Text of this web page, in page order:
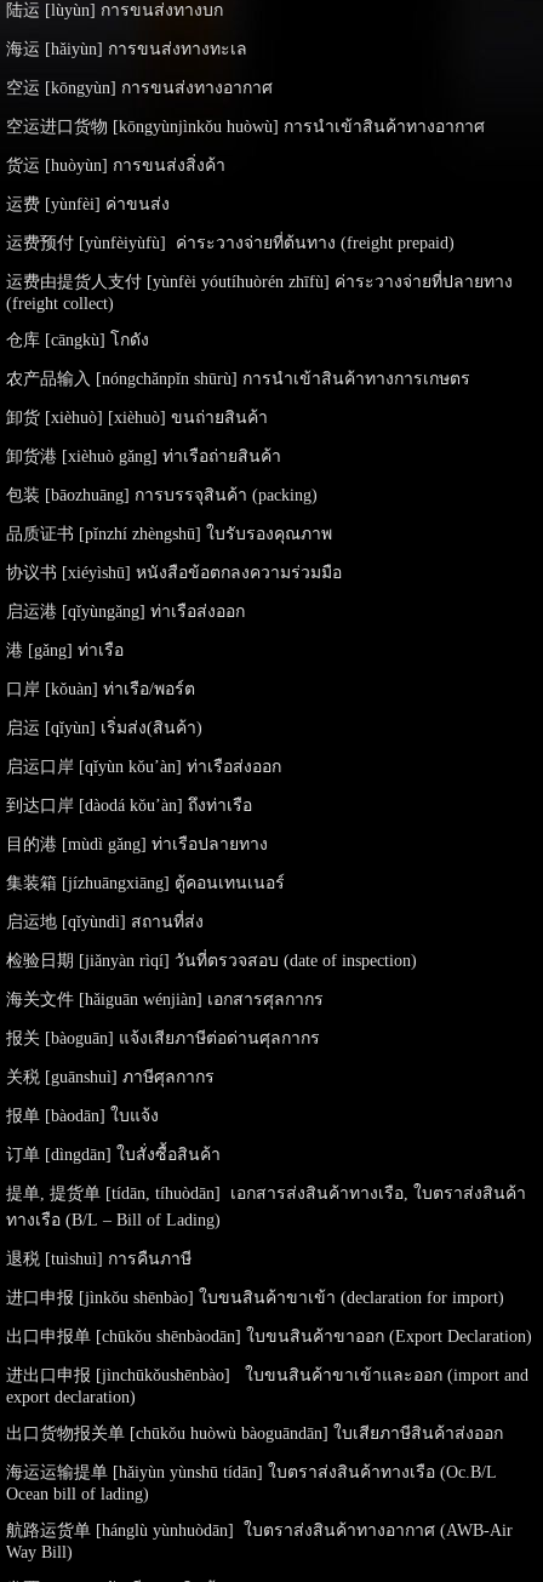
陆运 [lùyùn] การขนส่งทางบก
海运 [hǎiyùn] การขนส่งทางทะเล
空运 [kōngyùn] การขนส่งทางอากาศ
空运进口货物 [kōngyùnjìnkǒu huòwù] การนำเข้าสินค้าทางอากาศ
货运 [huòyùn] การขนส่งสิ่งค้า
运费 [yùnfèi] ค่าขนส่ง
运费预付 [yùnfèiyùfù] ค่าระวางจ่ายที่ต้นทาง (freight prepaid)
运费由提货人支付 [yùnfèi yóutíhuòrén zhīfù] ค่าระวางจ่ายที่ปลายทาง
(freight collect)
仓库 [cāngkù] โกดัง
农产品输入 [nóngchǎnpǐn shūrù] การนำเข้าสินค้าทางการเกษตร
卸货 [xièhuò] [xièhuò] ขนถ่ายสินค้า
卸货港 [xièhuò gǎng] ท่าเรือถ่ายสินค้า
包装 [bāozhuāng] การบรรจุสินค้า (packing)
品质证书 [pǐnzhí zhèngshū] ใบรับรองคุณภาพ
协议书 [xié​yì​shū] หนังสือข้อตกลงความร่วมมือ
启运港 [qǐyùngǎng] ท่าเรือส่งออก
港 [gǎng] ท่าเรือ
口岸 [kǒuàn] ท่าเรือ/พอร์ต
启运 [qǐyùn] เริ่มส่ง(สินค้า)
启运口岸 [qǐyùn kǒu’àn] ท่าเรือส่งออก
到达口岸 [dàodá kǒu’àn] ถึงท่าเรือ
目的港 [mùdì gǎng] ท่าเรือปลายทาง
集装箱 [jízhuāngxiāng] ตู้คอนเทนเนอร์
启运地 [qǐyùndì] สถานที่ส่ง
检验日期 [jiǎnyàn rìqí] วันที่ตรวจสอบ (date of inspection)
海关文件 [hǎiguān wénjiàn] เอกสารศุลกากร
报关 [bàoguān] แจ้งเสียภาษีต่อด่านศุลกากร
关税 [guānshuì] ภาษีศุลกากร
报单 [bàodān] ใบแจ้ง
订单 [dìngdān] ใบสั่งซื้อสินค้า
提单, 提货单 [tí​dān​, tíhuòdān] เอกสารส่งสินค้าทางเรือ, ใบตราส่งสินค้า
ทางเรือ (B/L – Bill of Lading)
退税 [tuìshuì] การคืนภาษี
进口申报 [jìnkǒu shēnbào] ใบขนสินค้าขาเข้า (declaration for import)
出口申报单 [chūkǒu shēnbàodān] ใบขนสินค้าขาออก (Export Declaration)
进出口申报 [jìnchūkǒushēnbào] ใบขนสินค้าขาเข้าและออก (import and
export declaration)
出口货物报关单 [chūkǒu huòwù bàoguāndān] ใบเสียภาษีสินค้าส่งออก
海运运输提单 [hǎiyùn yùnshū tídān] ใบตราส่งสินค้าทางเรือ (Oc.B/L
Ocean bill of lading)
航路运货单 [hánglù yùnhuòdān] ใบตราส่งสินค้าทางอากาศ (AWB-Air
Way Bill)